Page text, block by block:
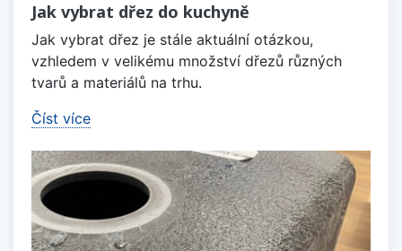
Jak vybrat dřez do kuchyně
Jak vybrat dřez je stále aktuální otázkou,
vzhledem v velikému množství dřezů různých
tvarů a materiálů na trhu.
Číst více